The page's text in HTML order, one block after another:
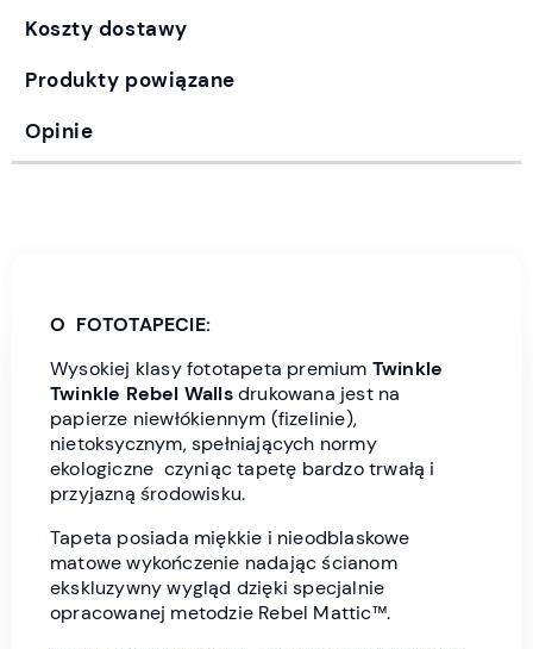
Koszty dostawy
Produkty powiązane
Opinie
O FOTOTAPECIE:
Wysokiej klasy fototapeta premium Twinkle
Twinkle Rebel Wallsdrukowana jest na
papierze niewłókiennym (fizelinie),
nietoksycznym, spełniających normy
ekologiczne czyniąc tapetę bardzo trwałą i
przyjazną środowisku.
Tapeta posiada miękkie i nieodblaskowe
matowe wykończenie nadając ścianom
ekskluzywny wygląd dzięki specjalnie
opracowanej metodzie Rebel Mattic™.